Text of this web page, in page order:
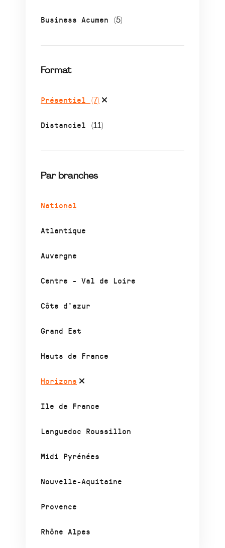
Business Acumen (5)
Format
Présentiel (7)
Distanciel (11)
Par branches
National
Atlantique
Auvergne
Centre - Val de Loire
Côte d’azur
Grand Est
Hauts de France
Horizons
Ile de France
Languedoc Roussillon
Midi Pyrénées
Nouvelle-Aquitaine
Provence
Rhône Alpes